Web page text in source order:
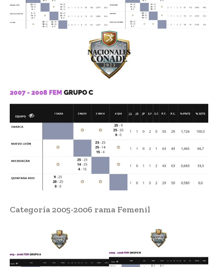
Categoría 2005-2006 rama Femenil